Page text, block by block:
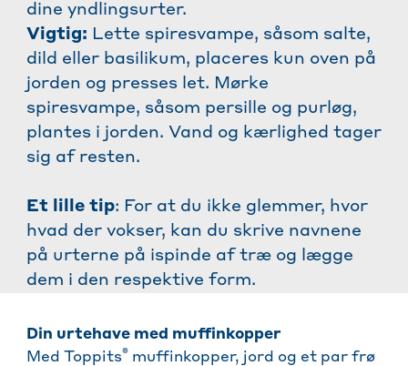
dine yndlingsurter.
Vigtig: Lette spiresvampe, såsom salte,
dild eller basilikum, placeres kun oven på
jorden og presses let. Mørke
spiresvampe, såsom persille og purløg,
plantes i jorden. Vand og kærlighed tager
sig af resten.
Et lille tip: For at du ikke glemmer, hvor
hvad der vokser, kan du skrive navnene
på urterne på ispinde af træ og lægge
dem i den respektive form.
Din urtehave med muffinkopper
Med Toppits® muffinkopper, jord og et par frø